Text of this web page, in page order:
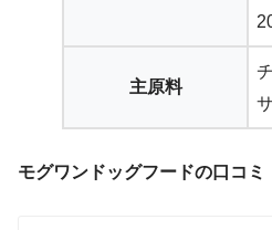
主原料
モグワンドッグフードの口コミ